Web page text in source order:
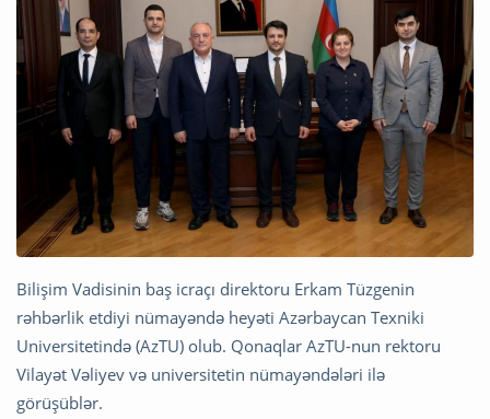
Bilişim Vadisinin baş icraçı direktoru Erkam Tüzgenin
rəhbərlik etdiyi nümayəndə heyəti Azərbaycan Texniki
Universitetində (AzTU) olub. Qonaqlar AzTU-nun rektoru
Vilayət Vəliyev və universitetin nümayəndələri ilə
görüşüblər.